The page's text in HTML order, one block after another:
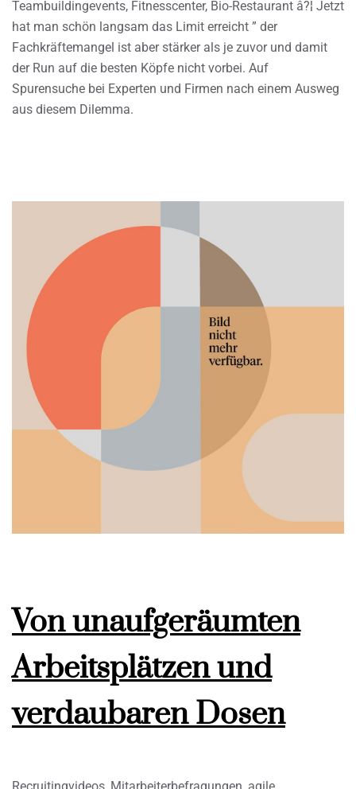
Teambuildingevents, Fitnesscenter, Bio-Restaurant â?¦ Jetzt
hat man schön langsam das Limit erreicht ” der
Fachkräftemangel ist aber stärker als je zuvor und damit
der Run auf die besten Köpfe nicht vorbei. Auf
Spurensuche bei Experten und Firmen nach einem Ausweg
aus diesem Dilemma.
Von unaufgeräumten
Arbeitsplätzen und
verdaubaren Dosen